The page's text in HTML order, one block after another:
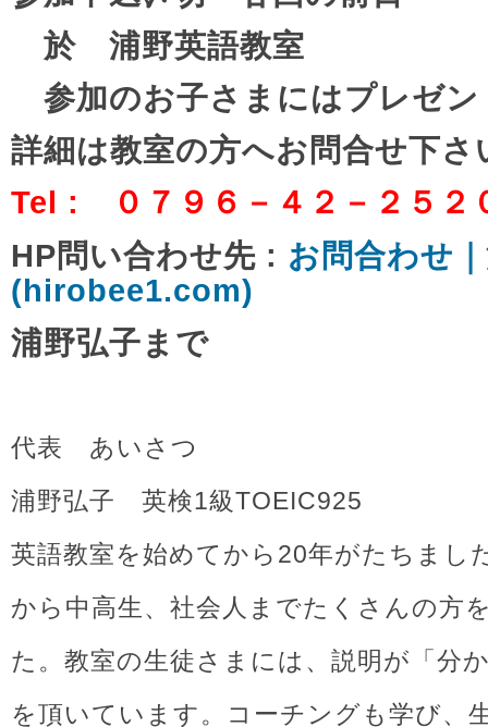
於 浦野英語教室
参加のお子さまにはプレゼン
詳細は教室の方へお問合せ下さ
Tel : ０７９６－４２－２５２
HP問い合わせ先 : お問合わせ
(hirobee1.com)
浦野弘子まで
代表 あいさつ
浦野弘子 英検1級TOEIC925
英語教室を始めてから20年がたちまし
から中高生、社会人までたくさんの方
た。教室の生徒さまには、説明が「分
を頂いています。コーチングも学び、